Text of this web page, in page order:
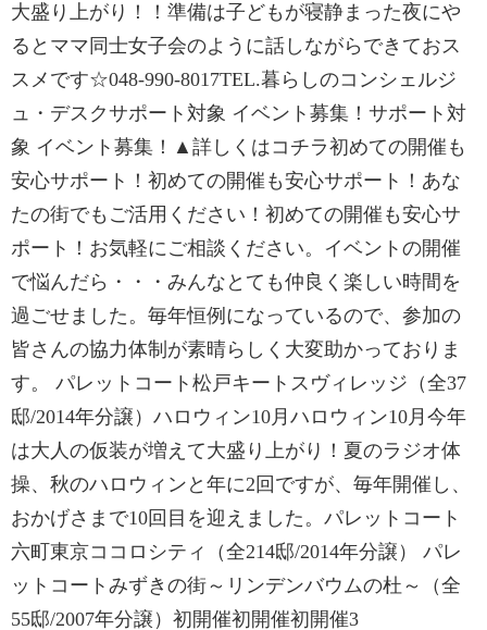
大盛り上がり！！準備は子どもが寝静まった夜にや
るとママ同士女子会のように話しながらできておス
スメです☆048-990-8017TEL.暮らしのコンシェルジ
ュ・デスクサポート対象 イベント募集！サポート対
象 イベント募集！▲詳しくはコチラ初めての開催も
安心サポート！初めての開催も安心サポート！あな
たの街でもご活用ください！初めての開催も安心サ
ポート！お気軽にご相談ください。イベントの開催
で悩んだら・・・みんなとても仲良く楽しい時間を
過ごせました。毎年恒例になっているので、参加の
皆さんの協力体制が素晴らしく大変助かっておりま
す。 パレットコート松戸キートスヴィレッジ（全37
邸/2014年分譲）ハロウィン10月ハロウィン10月今年
は大人の仮装が増えて大盛り上がり！夏のラジオ体
操、秋のハロウィンと年に2回ですが、毎年開催し、
おかげさまで10回目を迎えました。パレットコート
六町東京ココロシティ（全214邸/2014年分譲） パレ
ットコートみずきの街～リンデンバウムの杜～（全
55邸/2007年分譲）初開催初開催初開催3